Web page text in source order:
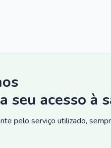
seu acesso à
pelo serviço utilizado,